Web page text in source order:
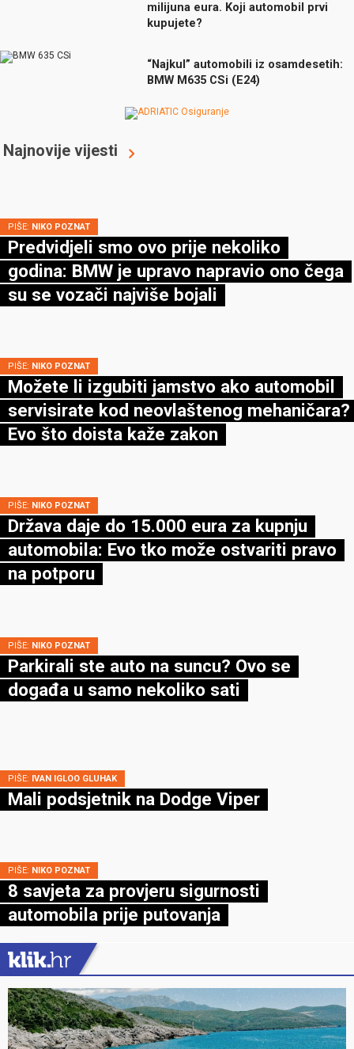
milijuna eura. Koji automobil prvi
kupujete?
“Najkul” automobili iz osamdesetih:
BMW M635 CSi (E24)
Najnovije vijesti
PIŠE: NIKO POZNAT
Predvidjeli smo ovo prije nekoliko
godina: BMW je upravo napravio ono čega
su se vozači najviše bojali
PIŠE: NIKO POZNAT
Možete li izgubiti jamstvo ako automobil
servisirate kod neovlaštenog mehaničara?
Evo što doista kaže zakon
PIŠE: NIKO POZNAT
Država daje do 15.000 eura za kupnju
automobila: Evo tko može ostvariti pravo
na potporu
PIŠE: NIKO POZNAT
Parkirali ste auto na suncu? Ovo se
događa u samo nekoliko sati
PIŠE: IVAN IGLOO GLUHAK
Mali podsjetnik na Dodge Viper
PIŠE: NIKO POZNAT
8 savjeta za provjeru sigurnosti
automobila prije putovanja